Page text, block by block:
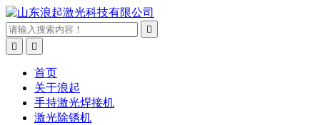



首页
关于浪起
手持激光焊接机
激光除锈机